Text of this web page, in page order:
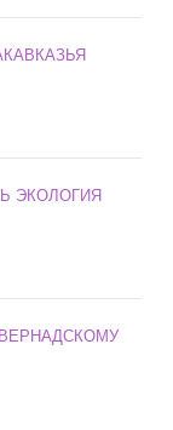
ЭКОЛОГИЯ